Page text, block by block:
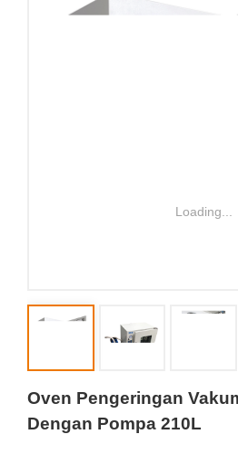
Oven Pengeringan
Dengan Pompa 210L
Loading...